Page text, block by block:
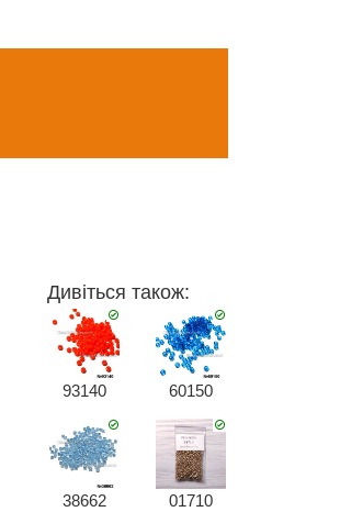
Дивіться також:
93140 60150
38662 01710